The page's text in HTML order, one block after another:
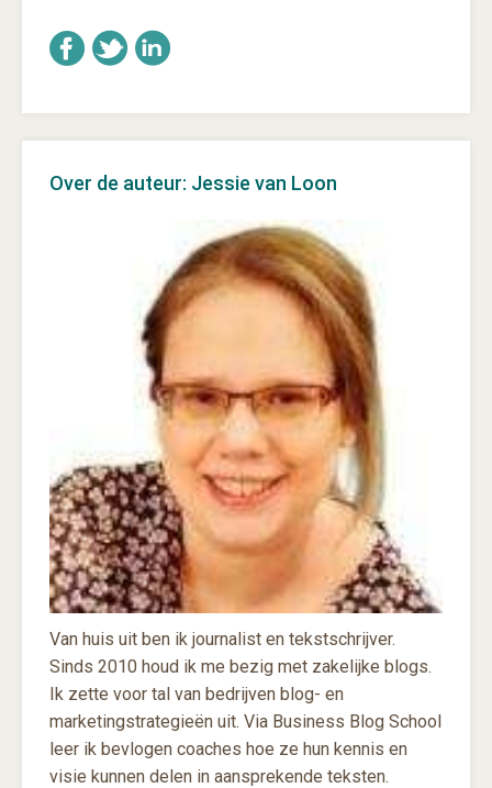
Over de auteur: Jessie van Loon
Van huis uit ben ik journalist en tekstschrijver.
Sinds 2010 houd ik me bezig met zakelijke blogs.
Ik zette voor tal van bedrijven blog- en
marketingstrategieën uit. Via Business Blog School
leer ik bevlogen coaches hoe ze hun kennis en
visie kunnen delen in aansprekende teksten.